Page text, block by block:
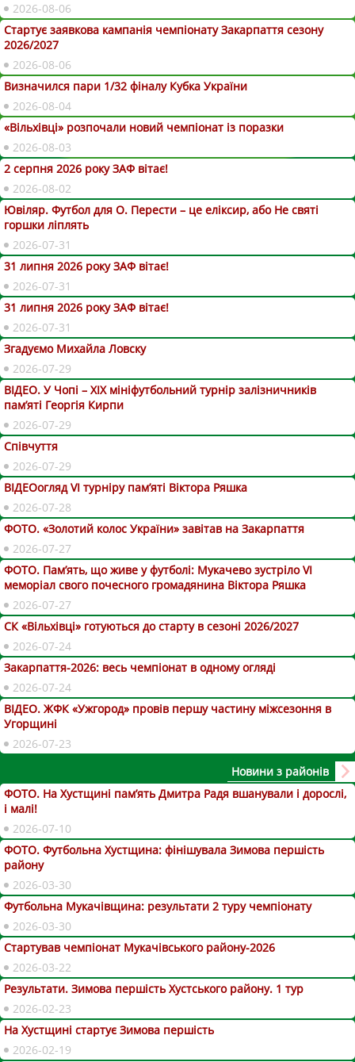
2026-08-06
Стартує заявкова кампанія чемпіонату Закарпаття сезону
2026/2027
2026-08-06
Визначился пари 1/32 фіналу Кубка України
2026-08-04
«Вільхівці» розпочали новий чемпіонат із поразки
2026-08-03
2 серпня 2026 року ЗАФ вітає!
2026-08-02
Ювіляр. Футбол для О. Перести – це еліксир, або Не святі
горшки ліплять
2026-07-31
31 липня 2026 року ЗАФ вітає!
2026-07-31
31 липня 2026 року ЗАФ вітає!
2026-07-31
Згадуємо Михайла Ловску
2026-07-29
ВІДЕО. У Чопі – ХІХ мініфутбольний турнір залізничників
пам’яті Георгія Кирпи
2026-07-29
Співчуття
2026-07-29
ВІДЕОогляд VІ турніру пам’яті Віктора Ряшка
2026-07-28
ФОТО. «Золотий колос України» завітав на Закарпаття
2026-07-27
ФОТО. Пам’ять, що живе у футболі: Мукачево зустріло VI
меморіал свого почесного громадянина Віктора Ряшка
2026-07-27
СК «Вільхівці» готуються до старту в сезоні 2026/2027
2026-07-24
Закарпаття-2026: весь чемпіонат в одному огляді
2026-07-24
ВІДЕО. ЖФК «Ужгород» провів першу частину міжсезоння в
Угорщині
2026-07-23
Новини з районів
ФОТО. На Хустщині пам’ять Дмитра Радя вшанували і дорослі,
і малі!
2026-07-10
ФОТО. Футбольна Хустщина: фінішувала Зимова першість
району
2026-03-30
Футбольна Мукачівщина: результати 2 туру чемпіонату
2026-03-30
Стартував чемпіонат Мукачівського району-2026
2026-03-22
Результати. Зимова першість Хустського району. 1 тур
2026-02-23
На Хустщині стартує Зимова першість
2026-02-19